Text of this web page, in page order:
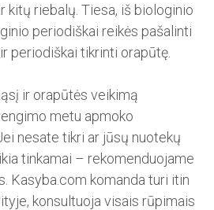
kitų riebalų. Tiesa, iš biologinio
periodiškai reikės pašalinti
periodiškai tikrinti orapūtę.
ir orapūtės veikimą
metu apmoko
nesate tikri ar jūsų nuotekų
tinkamai – rekomenduojame
Kasyba.com komanda turi itin
konsultuoja visais rūpimais